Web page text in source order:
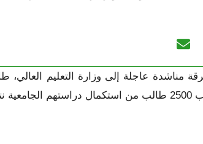
عاجلة إلى وزارة التعليم العالي،